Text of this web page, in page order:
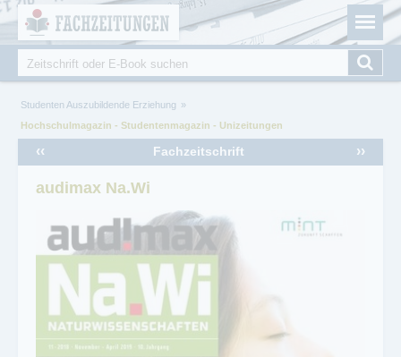
Fachzeitungen.de - Das unabhängige Portal für
Fachmagazine Fachpublikationen & eBooks
Suche
Sie sind hier
Studenten Auszubildende Erziehung
Hochschulmagazin - Studentenmagazin - Unizeitungen
Fachzeitschrift
‹‹ ››
audimax Na.Wi
Cookie-Einstellungen